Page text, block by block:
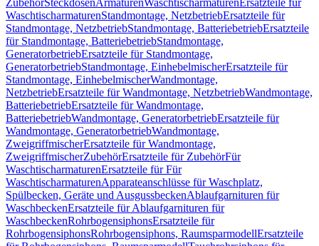
ZubehörSteckdosenArmaturenWaschtischarmaturen Ersatzteile für
WaschtischarmaturenStandmontage, NetzbetriebErsatzteile für
Standmontage, NetzbetriebStandmontage, BatteriebetriebErsatzteile
für Standmontage, BatteriebetriebStandmontage,
GeneratorbetriebErsatzteile für Standmontage,
GeneratorbetriebStandmontage, EinhebelmischerErsatzteile für
Standmontage, EinhebelmischerWandmontage,
NetzbetriebErsatzteile für Wandmontage, NetzbetriebWandmontage,
BatteriebetriebErsatzteile für Wandmontage,
BatteriebetriebWandmontage, GeneratorbetriebErsatzteile für
Wandmontage, GeneratorbetriebWandmontage,
ZweigriffmischerErsatzteile für Wandmontage,
ZweigriffmischerZubehörErsatzteile für ZubehörFür
WaschtischarmaturenErsatzteile für Für
WaschtischarmaturenApparateanschlüsse für Waschplatz,
Spülbecken, Geräte und AusgussbeckenAblaufgarnituren für
WaschbeckenErsatzteile für Ablaufgarnituren für
WaschbeckenRohrbogensiphonsErsatzteile für
RohrbogensiphonsRohrbogensiphons, RaumsparmodellErsatzteile